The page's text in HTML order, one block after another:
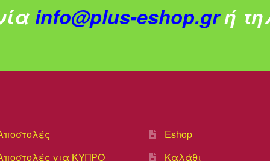
info@plus-eshop.grή
για ΚΥΠΡΟ
Eshop
Καλάθι